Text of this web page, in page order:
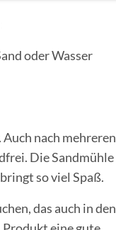
oder Wasser
nach mehreren
Die Sandmühle
so viel Spaß.
das auch in den